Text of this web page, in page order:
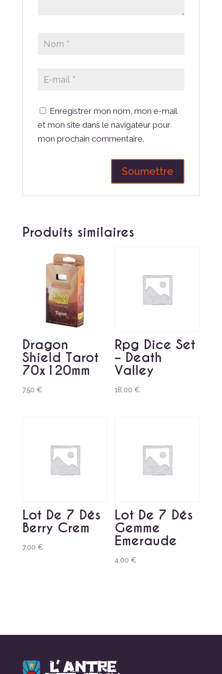
Enregistrer mon nom, mon e-mail
et mon site dans le navigateur pour
mon prochain commentaire.
Produits similaires
Dragon
Shield Tarot
70x120mm
7,50 €
Rpg Dice Set
– Death
Valley
18,00€
Lot De 7 Dés
Berry Crem
7,00 €
Lot De 7 Dés
Gemme
Emeraude
4,00€